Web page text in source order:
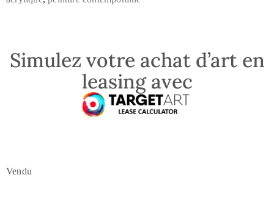
Simulez votre achat d’art en
leasing avec
Vendu